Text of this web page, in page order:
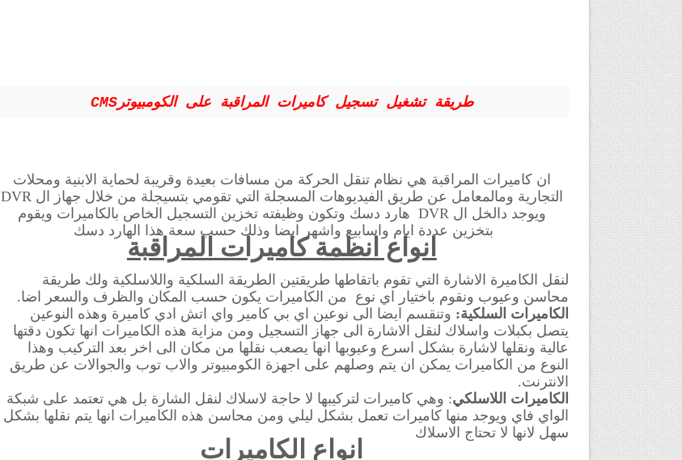
CMSطريقة تشغيل تسجيل كاميرات المراقبة على الكومبيوتر
ان كاميرات المراقبة هي نظام تنقل الحركة من مسافات بعيدة وقريبة لحماية الابنية ومحلات
التجارية ومالمعامل عن طريق الفيديوهات المسجلة التي تقومي بتسيجلة من خلال جهاز ال DVR
ويوجد دالخل الDVR هارد دسك وتكون وظيفته تخزين التسجيل الخاص بالكاميرات ويقوم
بتخزين عددة ايام واسابيع واشهر ايضا وذلك حسب سعة هذا الهارد دسك
انواع انظمة كاميرات المراقبة
لنقل الكاميرة الاشارة التي تقوم باتقاطها طريقتين الطريقة السلكية واللاسلكية ولك طريقة
محاسن وعيوب ونقوم باختيار اي نوع من الكاميرات يكون حسب المكان والظرف والسعر اضا.
الكاميرات السلكية: وتنقسم ايضا الى نوعين اي بي كامير واي اتش ادي كاميرة وهذه النوعين
يتصل بكبلات واسلاك لنقل الاشارة الى جهاز التسجيل ومن مزاية هذه الكاميرات انها تكون دقتها
عالية ونقلها لاشارة بشكل اسرع وعيوبها انها يصعب نقلها من مكان الى اخر بعد التركيب وهذا
النوع من الكاميرات يمكن ان يتم وصلهم على اجهزة الكومبيوتر والاب توب والجوالات عن طريق
الانترنت.
الكاميرات اللاسلكي: وهي كاميرات لتركيبها لا حاجة لاسلاك لنقل الشارة بل هي تعتمد على شبكة
الواي فاي ويوجد منها كاميرات تعمل بشكل ليلي ومن محاسن هذه الكاميرات انها يتم نقلها بشكل
سهل لانها لا تحتاج الاسلاك
انواع الكاميرات